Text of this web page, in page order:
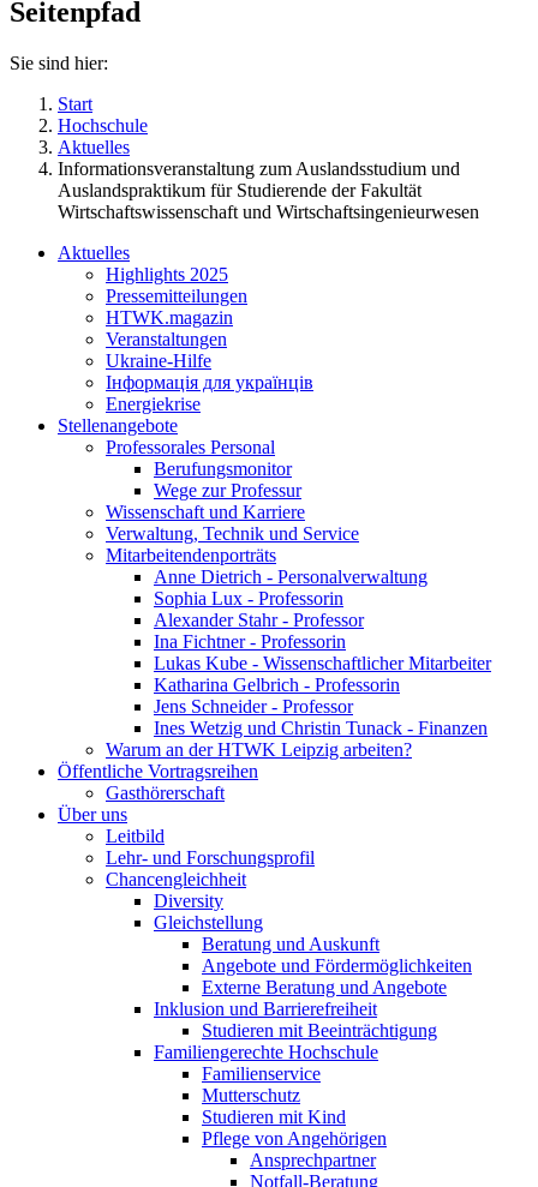
Seitenpfad
Sie sind hier:
Start
Hochschule
Aktuelles
Informationsveranstaltung zum Auslandsstudium und
Auslandspraktikum für Studierende der Fakultät
Wirtschaftswissenschaft und Wirtschaftsingenieurwesen
Aktuelles
Highlights 2025
Pressemitteilungen
HTWK.magazin
Veranstaltungen
Ukraine-Hilfe
Інформація для українців
Energiekrise
Stellenangebote
Professorales Personal
Berufungsmonitor
Wege zur Professur
Wissenschaft und Karriere
Verwaltung, Technik und Service
Mitarbeitendenporträts
Anne Dietrich - Personalverwaltung
Sophia Lux - Professorin
Alexander Stahr - Professor
Ina Fichtner - Professorin
Lukas Kube - Wissenschaftlicher Mitarbeiter
Katharina Gelbrich - Professorin
Jens Schneider - Professor
Ines Wetzig und Christin Tunack - Finanzen
Warum an der HTWK Leipzig arbeiten?
Öffentliche Vortragsreihen
Gasthörerschaft
Über uns
Leitbild
Lehr- und Forschungsprofil
Chancengleichheit
Diversity
Gleichstellung
Beratung und Auskunft
Angebote und Fördermöglichkeiten
Externe Beratung und Angebote
Inklusion und Barrierefreiheit
Studieren mit Beeinträchtigung
Familiengerechte Hochschule
Familienservice
Mutterschutz
Studieren mit Kind
Pflege von Angehörigen
Ansprechpartner
Notfall-Beratung